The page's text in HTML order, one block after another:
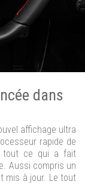
dans
affichage ultra
rapide de
tout ce qui a fait
Aussi compris un
mis à jour. Le tout